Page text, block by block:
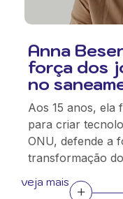
Anna
força dos
no
Aos 15 anos, ela
para criar
ONU, defende a
transformação
veja mais